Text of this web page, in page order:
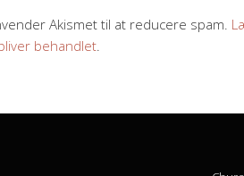
Akismet til at reducere spam.
behandlet.